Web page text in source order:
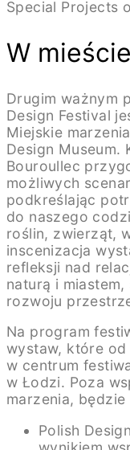
Special Projects
W mieście
Drugim ważnym
Design Festival
Miejskie
Design Museum.
Bouroullec
możliwych
podkreślając
do naszego
roślin, zwierząt,
inscenizacja
refleksji nad
naturą i
rozwoju
Na program
wystaw, które
w centrum
w Łodzi. Poza
marzenia,
Polish